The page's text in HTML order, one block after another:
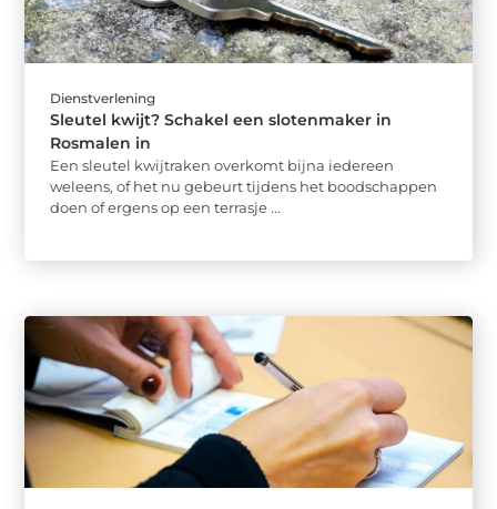
Dienstverlening
Sleutel kwijt? Schakel een slotenmaker in
Rosmalen in
Een sleutel kwijtraken overkomt bijna iedereen
weleens, of het nu gebeurt tijdens het boodschappen
doen of ergens op een terrasje ...